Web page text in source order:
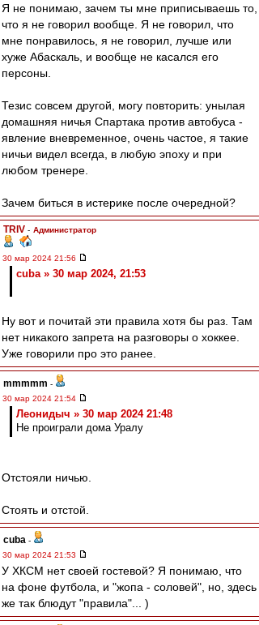
Я не понимаю, зачем ты мне приписываешь то,
что я не говорил вообще. Я не говорил, что
мне понравилось, я не говорил, лучше или
хуже Абаскаль, и вообще не касался его
персоны.
Тезис совсем другой, могу повторить: унылая
домашняя ничья Спартака против автобуса -
явление вневременное, очень частое, я такие
ничьи видел всегда, в любую эпоху и при
любом тренере.
Зачем биться в истерике после очередной?
TRIV - Администратор
30 мар 2024 21:56
cuba » 30 мар 2024, 21:53
Ну вот и почитай эти правила хотя бы раз. Там
нет никакого запрета на разговоры о хоккее.
Уже говорили про это ранее.
mmmmm -
30 мар 2024 21:54
Леонидыч » 30 мар 2024 21:48
Не проиграли дома Уралу
Отстояли ничью.
Стоять и отстой.
cuba -
30 мар 2024 21:53
У ХКСМ нет своей гостевой? Я понимаю, что
на фоне футбола, и "жопа - соловей", но, здесь
же так блюдут "правила"... )